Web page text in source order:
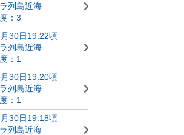
列島近海
：3
30日19:22頃
列島近海
：1
30日19:20頃
列島近海
：1
30日19:18頃
列島近海